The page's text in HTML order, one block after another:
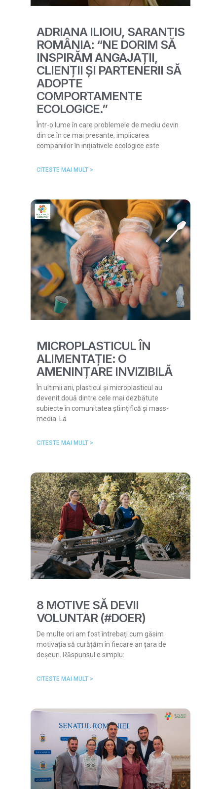
ADRIANA ILIOIU, SARANTIS
ROMÂNIA: “NE DORIM SĂ
INSPIRĂM ANGAJAȚII,
CLIENȚII ȘI PARTENERII SĂ
ADOPTE
COMPORTAMENTE
ECOLOGICE.”
Într-o lume în care problemele de mediu devin
din ce în ce mai presante, implicarea
companiilor în inițiativele ecologice este
CITESTE MAI MULT >
MICROPLASTICUL ÎN
ALIMENTAȚIE: O
AMENINȚARE INVIZIBILĂ
În ultimii ani, plasticul și microplasticul au
devenit două dintre cele mai dezbătute
subiecte în comunitatea științifică și mass-
media. La
CITESTE MAI MULT >
8 MOTIVE SĂ DEVII
VOLUNTAR (#DOER)
De multe ori am fost întrebați cum găsim
motivația să curățăm în fiecare an țara de
deșeuri. Răspunsul e simplu:
CITESTE MAI MULT >